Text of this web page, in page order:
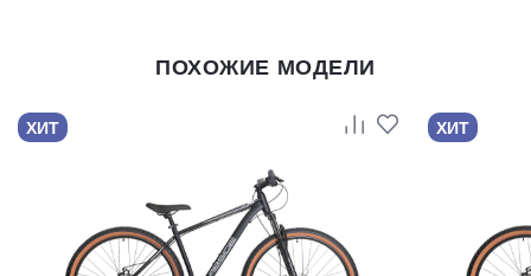
ПОХОЖИЕ МОДЕЛИ
ХИТ ХИТ